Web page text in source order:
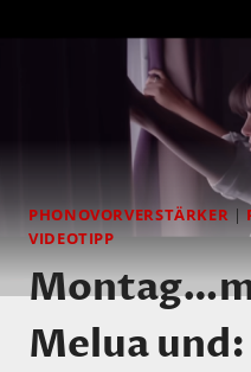
PHONOVORVERSTÄRKER |
VIDEOTIPP
Melua